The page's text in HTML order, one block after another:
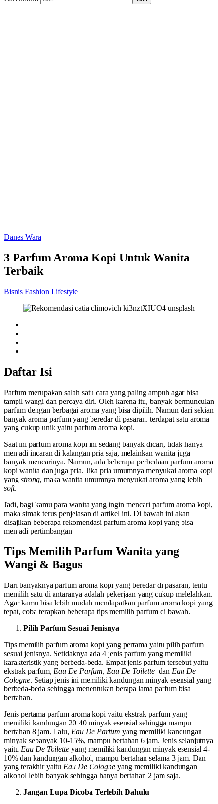
Danes Wara
3 Parfum Aroma Kopi Untuk Wanita
Terbaik
Bisnis Fashion Lifestyle
Daftar Isi
Parfum merupakan salah satu cara yang paling ampuh agar bisa
tampil wangi dan percaya diri. Oleh karena itu, banyak bermunculan
parfum dengan berbagai aroma yang bisa dipilih. Namun dari sekian
banyak aroma parfum yang beredar di pasaran, terdapat satu aroma
yang cukup unik yaitu parfum aroma kopi.
Saat ini parfum aroma kopi ini sedang banyak dicari, tidak hanya
menjadi incaran di kalangan pria saja, melainkan wanita juga
banyak mencarinya. Namun, ada beberapa perbedaan parfum aroma
kopi wanita dan juga pria. Jika pria umumnya menyukai aroma kopi
yang strong, maka wanita umumnya menyukai aroma yang lebih
soft.
Jadi, bagi kamu para wanita yang ingin mencari parfum aroma kopi,
maka simak terus penjelasan di artikel ini. Di bawah ini akan
disajikan beberapa rekomendasi parfum aroma kopi yang bisa
menjadi pertimbangan.
Tips Memilih Parfum Wanita yang
Wangi & Bagus
Dari banyaknya parfum aroma kopi yang beredar di pasaran, tentu
memilih satu di antaranya adalah pekerjaan yang cukup melelahkan.
Agar kamu bisa lebih mudah mendapatkan parfum aroma kopi yang
tepat, coba terapkan beberapa tips memilih parfum di bawah.
Pilih Parfum Sesuai Jenisnya
Tips memilih parfum aroma kopi yang pertama yaitu pilih parfum
sesuai jenisnya. Setidaknya ada 4 jenis parfum yang memiliki
karakteristik yang berbeda-beda. Empat jenis parfum tersebut yaitu
ekstrak parfum, Eau De Parfum, Eau De Toilette dan Eau De
Cologne. Setiap jenis ini memiliki kandungan minyak esensial yang
berbeda-beda sehingga menentukan berapa lama parfum bisa
bertahan.
Jenis pertama parfum aroma kopi yaitu ekstrak parfum yang
memiliki kandungan 20-40 minyak esensial sehingga mampu
bertahan 8 jam. Lalu, Eau De Parfum yang memiliki kandungan
minyak sebanyak 10-15%, mampu bertahan 6 jam. Jenis selanjutnya
yaitu Eau De Toilette yang memiliki kandungan minyak esensial 4-
10% dan kandungan alkohol, mampu bertahan selama 3 jam. Dan
yang terakhir yaitu Eau De Cologne yang memiliki kandungan
alkohol lebih banyak sehingga hanya bertahan 2 jam saja.
Jangan Lupa Dicoba Terlebih Dahulu